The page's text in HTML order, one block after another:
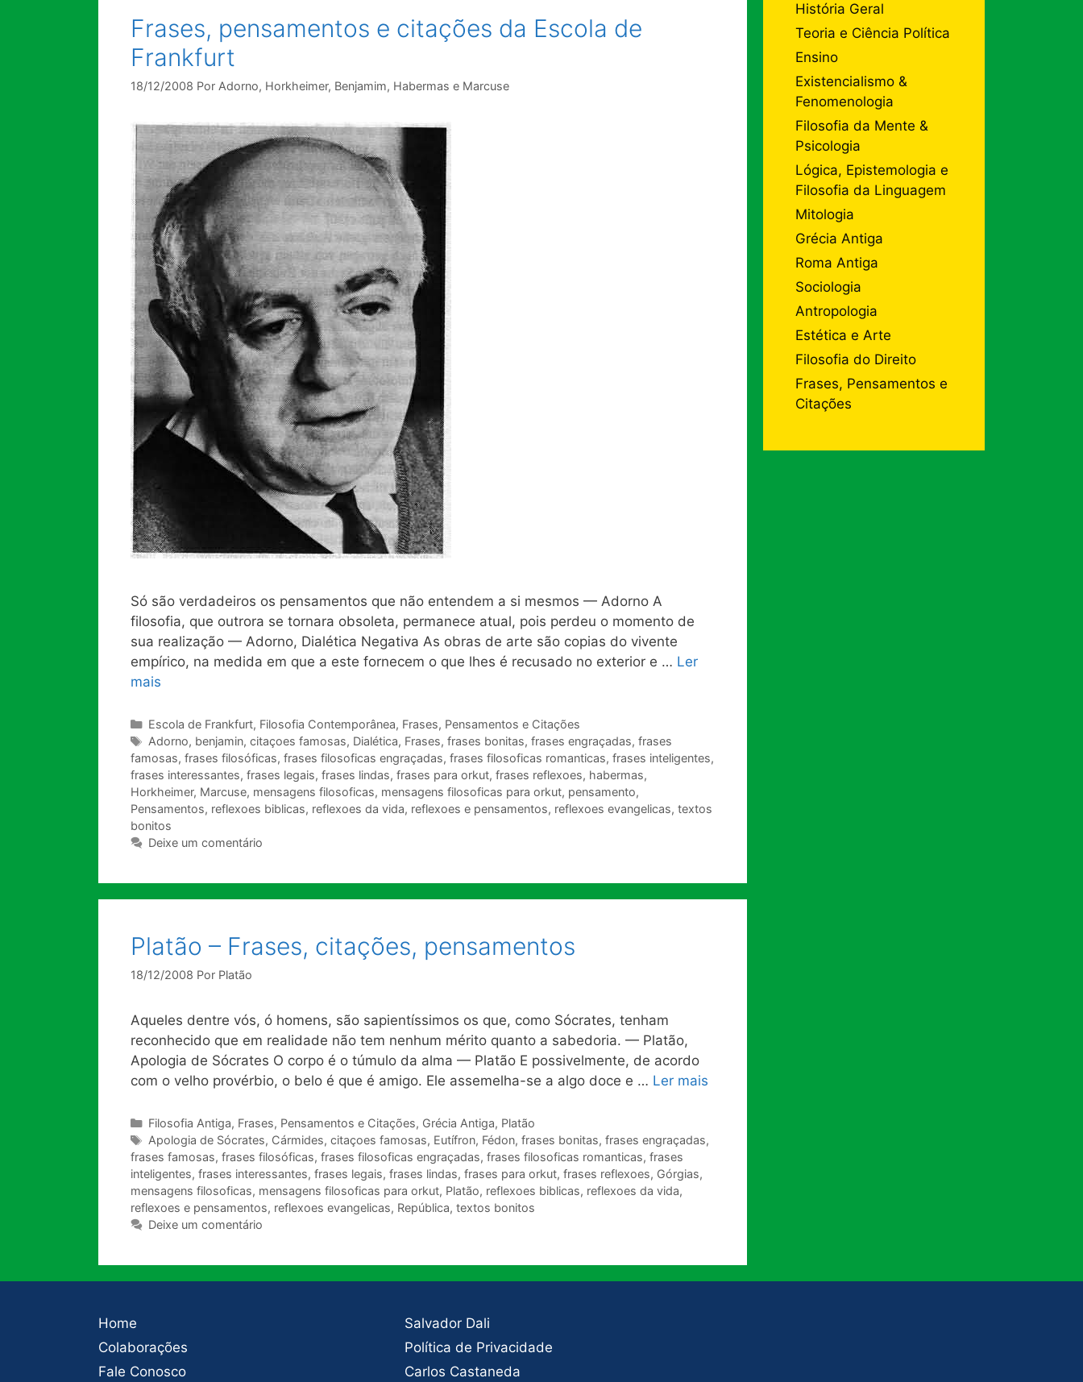
Frases, pensamentos e citações da Escola de
Frankfurt
18/12/2008 Por Adorno, Horkheimer, Benjamim, Habermas e Marcuse
Só são verdadeiros os pensamentos que não entendem a si mesmos — Adorno A
filosofia, que outrora se tornara obsoleta, permanece atual, pois perdeu o momento de
sua realização — Adorno, Dialética Negativa As obras de arte são copias do vivente
empírico, na medida em que a este fornecem o que lhes é recusado no exterior e … Ler
mais
Categorias
Escola de Frankfurt, Filosofia Contemporânea, Frases, Pensamentos e Citações
Tags
Adorno, benjamin, citaçoes famosas, Dialética, Frases, frases bonitas, frases engraçadas, frases
famosas, frases filosóficas, frases filosoficas engraçadas, frases filosoficas romanticas, frases inteligentes,
frases interessantes, frases legais, frases lindas, frases para orkut, frases reflexoes, habermas,
Horkheimer, Marcuse, mensagens filosoficas, mensagens filosoficas para orkut, pensamento,
Pensamentos, reflexoes biblicas, reflexoes da vida, reflexoes e pensamentos, reflexoes evangelicas, textos
bonitos
Deixe um comentário
Platão – Frases, citações, pensamentos
18/12/2008 Por Platão
Aqueles dentre vós, ó homens, são sapientíssimos os que, como Sócrates, tenham
reconhecido que em realidade não tem nenhum mérito quanto a sabedoria. — Platão,
Apologia de Sócrates O corpo é o túmulo da alma — Platão E possivelmente, de acordo
com o velho provérbio, o belo é que é amigo. Ele assemelha-se a algo doce e … Ler mais
Categorias
Filosofia Antiga, Frases, Pensamentos e Citações, Grécia Antiga, Platão
Tags
Apologia de Sócrates, Cármides, citaçoes famosas, Eutífron, Fédon, frases bonitas, frases engraçadas,
frases famosas, frases filosóficas, frases filosoficas engraçadas, frases filosoficas romanticas, frases
inteligentes, frases interessantes, frases legais, frases lindas, frases para orkut, frases reflexoes, Górgias,
mensagens filosoficas, mensagens filosoficas para orkut, Platão, reflexoes biblicas, reflexoes da vida,
reflexoes e pensamentos, reflexoes evangelicas, República, textos bonitos
Deixe um comentário
História Geral
Teoria e Ciência Política
Ensino
Existencialismo &
Fenomenologia
Filosofia da Mente &
Psicologia
Lógica, Epistemologia e
Filosofia da Linguagem
Mitologia
Grécia Antiga
Roma Antiga
Sociologia
Antropologia
Estética e Arte
Filosofia do Direito
Frases, Pensamentos e
Citações
Home
Colaborações
Fale Conosco
Salvador Dali
Política de Privacidade
Carlos Castaneda